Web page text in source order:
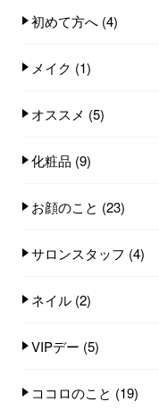
初めて方へ (4)
メイク (1)
オススメ (5)
化粧品 (9)
お顔のこと (23)
サロンスタッフ (4)
ネイル (2)
VIPデー (5)
ココロのこと (19)